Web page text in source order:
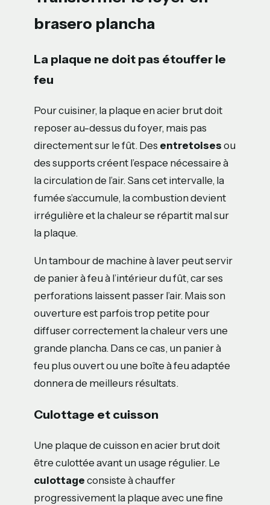
brasero plancha
La plaque ne doit pas étouffer le
feu
Pour cuisiner, la plaque en acier brut doit
reposer au-dessus du foyer, mais pas
directement sur le fût. Des entretoises ou
des supports créent l’espace nécessaire à
la circulation de l’air. Sans cet intervalle, la
fumée s’accumule, la combustion devient
irrégulière et la chaleur se répartit mal sur
la plaque.
Un tambour de machine à laver peut servir
de panier à feu à l’intérieur du fût, car ses
perforations laissent passer l’air. Mais son
ouverture est parfois trop petite pour
diffuser correctement la chaleur vers une
grande plancha. Dans ce cas, un panier à
feu plus ouvert ou une boîte à feu adaptée
donnera de meilleurs résultats.
Culottage et cuisson
Une plaque de cuisson en acier brut doit
être culottée avant un usage régulier. Le
culottage consiste à chauffer
progressivement la plaque avec une fine